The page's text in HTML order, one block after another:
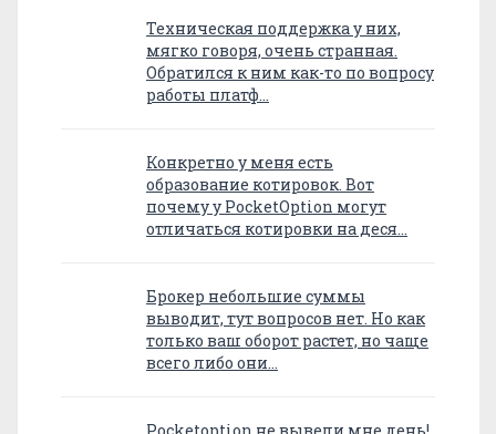
Техническая поддержка у них,
мягко говоря, очень странная.
Обратился к ним как-то по вопросу
работы платф…
Конкретно у меня есть
образование котировок. Вот
почему у PocketOption могут
отличаться котировки на деся…
Брокер небольшие суммы
выводит, тут вопросов нет. Но как
только ваш оборот растет, но чаще
всего либо они…